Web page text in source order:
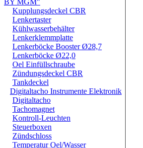
BY MGM"
Kupplungsdeckel CBR
Lenkertaster
Kühlwasserbehälter
Lenkerklemmplatte
Lenkerböcke Booster Ø28,7
Lenkerböcke Ø22,0
Oel Einfüllschraube
Zündungsdeckel CBR
Tankdeckel
Digitaltacho Instrumente Elektronik
Digitaltacho
Tachomagnet
Kontroll-Leuchten
Steuerboxen
Zündschloss
Temperatur Oel/Wasser